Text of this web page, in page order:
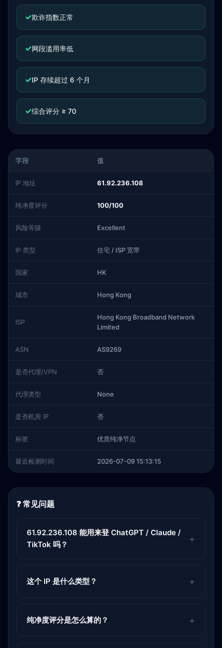
✓欺诈指数正常
✓网段滥用率低
✓IP 存续超过 6 个月
✓综合评分 ≥ 70
字段 值
IP 地址 61.92.236.108
纯净度评分 100/100
风险等级 Excellent
IP 类型 住宅 / ISP 宽带
国家 HK
城市 Hong Kong
ISP
Hong Kong Broadband Network
Limited
ASN AS9269
是否代理/VPN 否
代理类型 None
是否机房 IP 否
标签 优质纯净节点
最近检测时间 2026-07-09 15:13:15
❓ 常见问题
61.92.236.108 能用来登 ChatGPT / Claude /
TikTok 吗？
这个 IP 是什么类型？
纯净度评分是怎么算的？